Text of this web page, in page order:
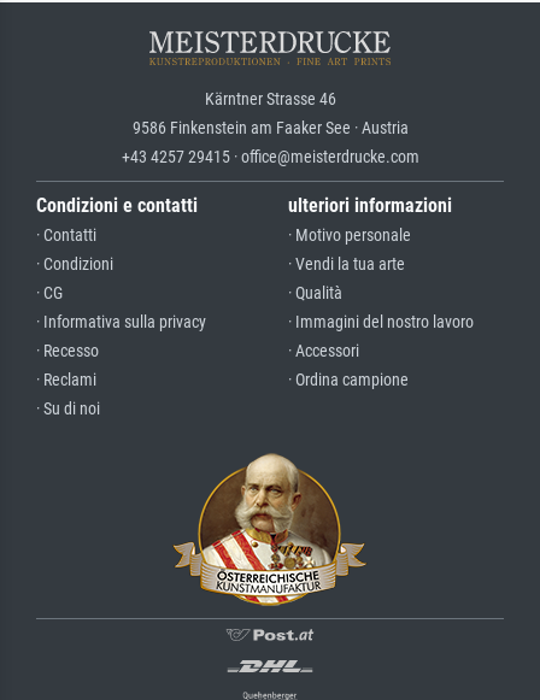
Kärntner Strasse 46
9586 Finkenstein am Faaker See · Austria
+43 4257 29415 · office@meisterdrucke.com
Condizioni e contatti
· Contatti
· Condizioni
· CG
· Informativa sulla privacy
· Recesso
· Reclami
· Su di noi
ulteriori informazioni
· Motivo personale
· Vendi la tua arte
· Qualità
· Immagini del nostro lavoro
· Accessori
· Ordina campione